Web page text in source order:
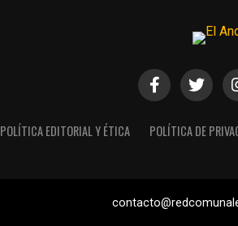
POLÍTICA EDITORIAL Y ÉTICA POLÍTICA DE